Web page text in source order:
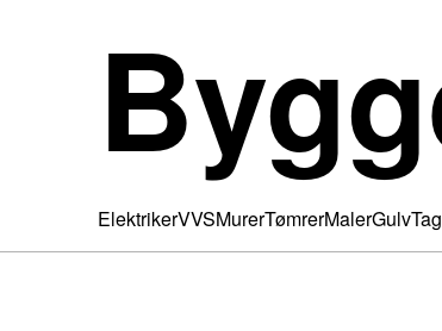
ElektrikerVVSMurerTømrerMalerGulvTag